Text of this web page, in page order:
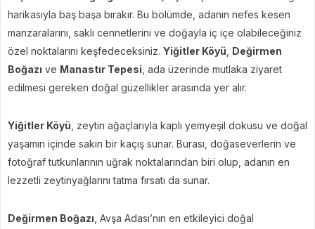
harikasıyla baş başa bırakır. Bu bölümde, adanın nefes kesen
manzaralarını, saklı cennetlerini ve doğayla iç içe olabileceğiniz
özel noktalarını keşfedeceksiniz. Yiğitler Köyü Değirmen
Boğazı ve Manastır Tepesi , ada üzerinde mutlaka ziyaret
edilmesi gereken doğal güzellikler arasında yer alır.
Yiğitler Köyü , zeytin ağaçlarıyla kaplı yemyeşil dokusu ve doğal
yaşamın içinde sakin bir kaçış sunar. Burası, doğaseverlerin ve
fotoğraf tutkunlarının uğrak noktalarından biri olup, adanın en
lezzetli zeytinyağlarını tatma fırsatı da sunar.
Değirmen Boğazı , Avşa Adası’nın en etkileyici doğal